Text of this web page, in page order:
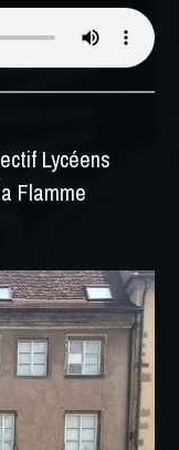
Lycéens
Flamme